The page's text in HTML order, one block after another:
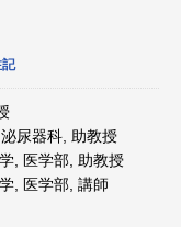
尿器科, 助教授
, 医学部, 助教授
, 医学部, 講師